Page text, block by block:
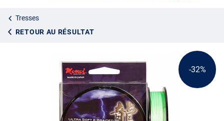
Tresses
RETOUR AU RÉSULTAT
-32%